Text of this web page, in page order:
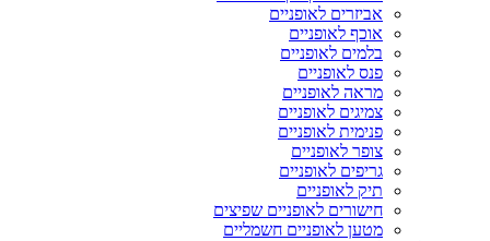
אביזרים לאופניים
אוכף לאופניים
בלמים לאופניים
פנס לאופניים
מראה לאופניים
צמיגים לאופניים
פנימית לאופניים
צופר לאופניים
גריפים לאופניים
תיק לאופניים
חישורים לאופניים שפיצים
מטען לאופניים חשמליים